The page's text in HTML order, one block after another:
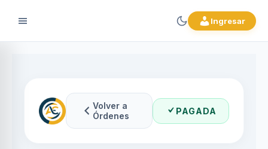
Ingresar
Volver a
Órdenes
PAGADA